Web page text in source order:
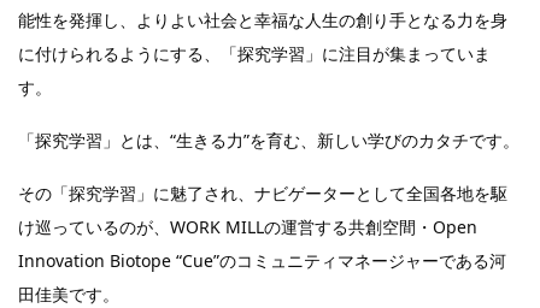
能性を発揮し、よりよい社会と幸福な人生の創り手となる力を身
に付けられるようにする、「探究学習」に注目が集まっていま
す。
「探究学習」とは、“生きる力”を育む、新しい学びのカタチです。
その「探究学習」に魅了され、ナビゲーターとして全国各地を駆
け巡っているのが、WORK MILLの運営する共創空間・Open
Innovation Biotope “Cue”のコミュニティマネージャーである河
田佳美です。